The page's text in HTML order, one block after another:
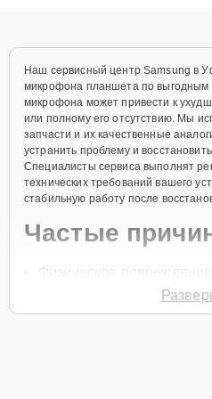
Наш сервисный центр Samsung в
микрофона планшета по выгодным
микрофона может привести к
или полному его отсутствию. Мы
запчасти и их качественные
устранить проблему и
Специалисты сервиса выполнят
технических требований вашего
стабильную работу после
Частые